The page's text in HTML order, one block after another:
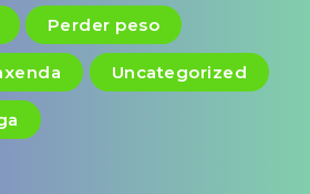
Perder peso
Uncategorized